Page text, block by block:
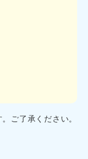
ご了承ください。